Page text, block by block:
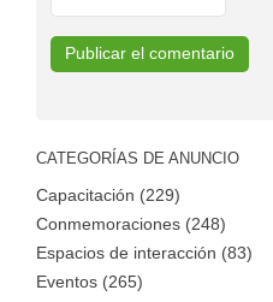
CATEGORÍAS DE ANUNCIO
Capacitación (229)
Conmemoraciones (248)
Espacios de interacción (83)
Eventos (265)